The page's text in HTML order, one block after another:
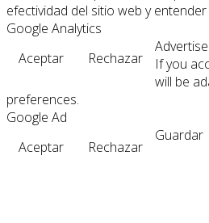
efectividad del sitio web y
Google Analytics
Aceptar
Rechazar
If you
will be
preferences.
Google Ad
Aceptar
Rechazar
Guardar